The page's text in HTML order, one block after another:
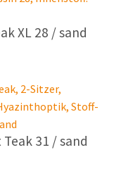
XL 28 / sand
31 / sand